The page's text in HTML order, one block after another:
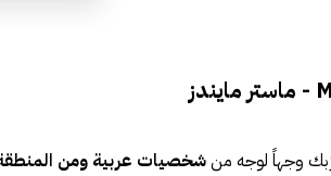
شخصيات عربية ومن